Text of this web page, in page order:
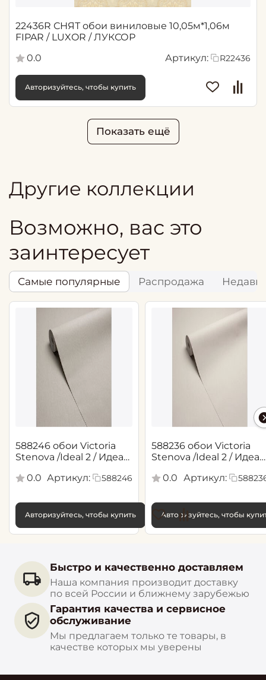
22436R СНЯТ обои виниловые 10,05м*1,06м
FIPAR / LUXOR / ЛУКСОР
0.0
Артикул: R22436
Авторизуйтесь, чтобы купить
Показать ещё
Другие коллекции
Возможно, вас это
заинтересует
Самые популярные Распродажа
588246 обои Victoria
Stenova /Ideal 2 / Идеал
0.0 Артикул: 588246
Авторизуйтесь, чтобы купить
588236 обои Victoria
Stenova /Ideal 2 / Идеал
0.0
Артикул:
Авторизуйтесь, чтобы
Быстро и качественно доставляем
Наша компания производит доставку
по всей России и ближнему зарубежью
Гарантия качества и сервисное
обслуживание
Мы предлагаем только те товары, в
качестве которых мы уверены